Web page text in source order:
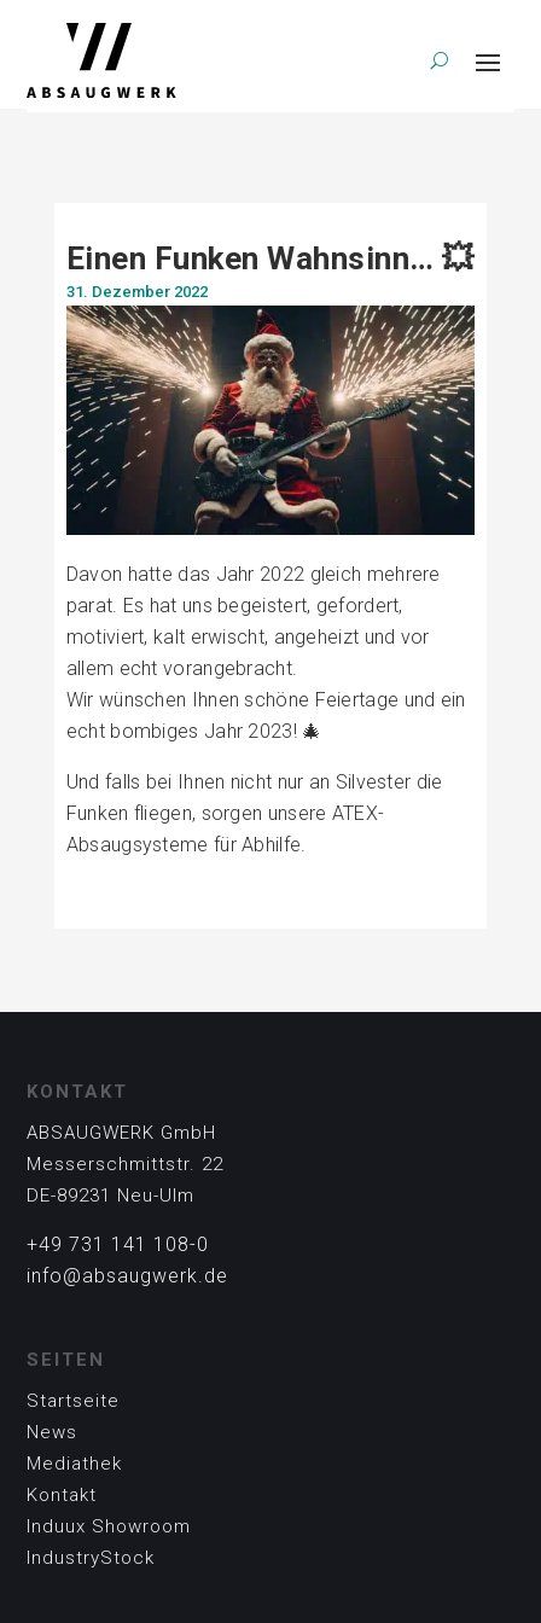
Einen Funken Wahnsinn… 💥
31. Dezember 2022
Davon hatte das Jahr 2022 gleich mehrere
parat. Es hat uns begeistert, gefordert,
motiviert, kalt erwischt, angeheizt und vor
allem echt vorangebracht.
Wir wünschen Ihnen schöne Feiertage und ein
echt bombiges Jahr 2023! 🎄
Und falls bei Ihnen nicht nur an Silvester die
Funken fliegen, sorgen unsere ATEX-
Absaugsysteme für Abhilfe.
KONTAKT
ABSAUGWERK GmbH
Messerschmittstr. 22
DE-89231 Neu-Ulm
+49 731 141 108-0
info@absaugwerk.de
SEITEN
Startseite
News
Mediathek
Kontakt
Induux Showroom
IndustryStock